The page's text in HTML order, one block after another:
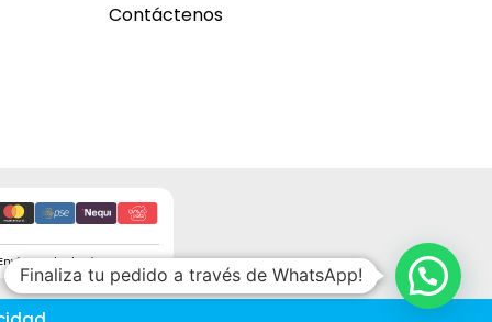
Contáctenos
a todo el país
Finaliza tu pedido a través de WhatsApp!